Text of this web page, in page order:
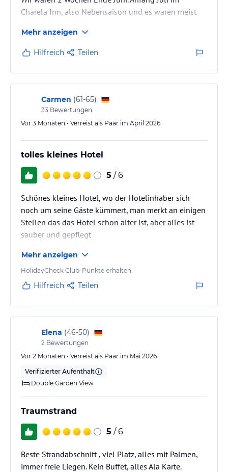
Charela Inn, also Nebensaison und es waren meist
geschlafen.
Mehr anzeigen
Hilfreich Teilen
Carmen (61-65)
33 Bewertungen
Vor 3 Monaten • Verreist als Paar im April 2026
tolles kleines Hotel
5 / 6
Schönes kleines Hotel, wo der Hotelinhaber sich
noch um seine Gäste kümmert, man merkt an einigen
Stellen das das Hotel schon älter ist, aber alles ist
sauber und gepflegt
Mehr anzeigen
HolidayCheck Club-Punkte erhalten
Hilfreich Teilen
Elena (46-50)
2 Bewertungen
Vor 2 Monaten • Verreist als Paar im Mai 2026
Verifizierter Aufenthalt
Double Garden View
Traumstrand
5 / 6
Beste Strandabschnitt , viel Platz, alles mit Palmen,
immer freie Liegen. Kein Buffet, alles Ala Karte.